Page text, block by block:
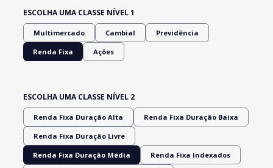
ESCOLHA UMA CLASSE NÍVEL 1
Multimercado Cambial Previdência
Renda Fixa Ações
ESCOLHA UMA CLASSE NÍVEL 2
Renda Fixa Duração Alta Renda Fixa Duração Baixa
Renda Fixa Duração Livre
Renda Fixa Duração Média Renda Fixa Indexados